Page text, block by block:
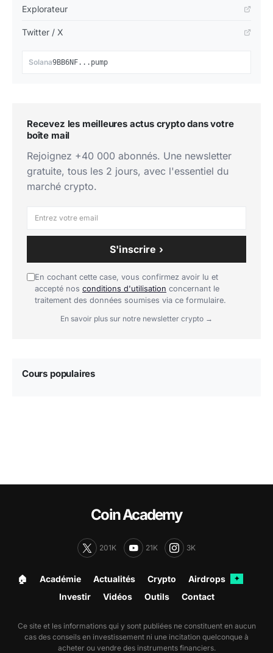
Explorateur
Twitter / X
Solana9BB6NF...pump
Recevez les meilleures actus crypto dans votre
boîte mail
Rejoignez +40 000 abonnés. Une newsletter
gratuite, tous les 2 jours, avec l'essentiel du
marché crypto.
S'inscrire ›
En cochant cette case, vous confirmez avoir lu et
accepté nos conditions d'utilisation concernant le
traitement des données soumises via ce formulaire.
En savoir plus sur notre newsletter crypto →
Cours populaires
Coin Academy
201K 21K 3K
🏠︎ Académie Actualités Crypto Airdrops ✦
Investir Vidéos Outils Contact
Ce site et les informations qui y sont publiées ne constituent en aucun
cas des conseils en investissement ni une incitation quelconque à
acheter ou vendre des instruments financiers.